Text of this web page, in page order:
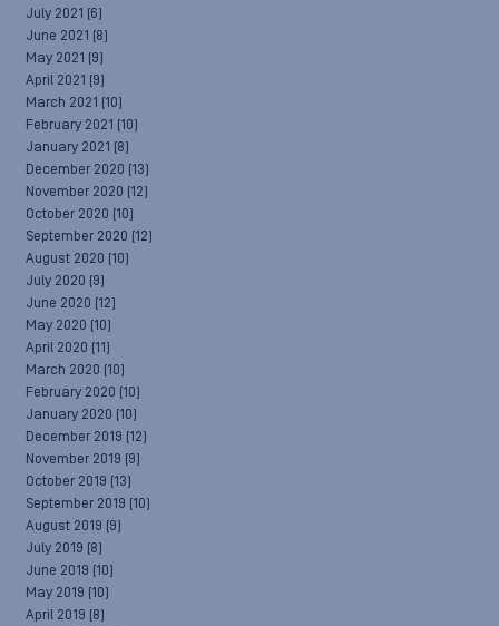
July 2021 (6)
June 2021 (8)
May 2021 (9)
April 2021 (9)
March 2021 (10)
February 2021 (10)
January 2021 (8)
December 2020 (13)
November 2020 (12)
October 2020 (10)
September 2020 (12)
August 2020 (10)
July 2020 (9)
June 2020 (12)
May 2020 (10)
April 2020 (11)
March 2020 (10)
February 2020 (10)
January 2020 (10)
December 2019 (12)
November 2019 (9)
October 2019 (13)
September 2019 (10)
August 2019 (9)
July 2019 (8)
June 2019 (10)
May 2019 (10)
April 2019 (8)